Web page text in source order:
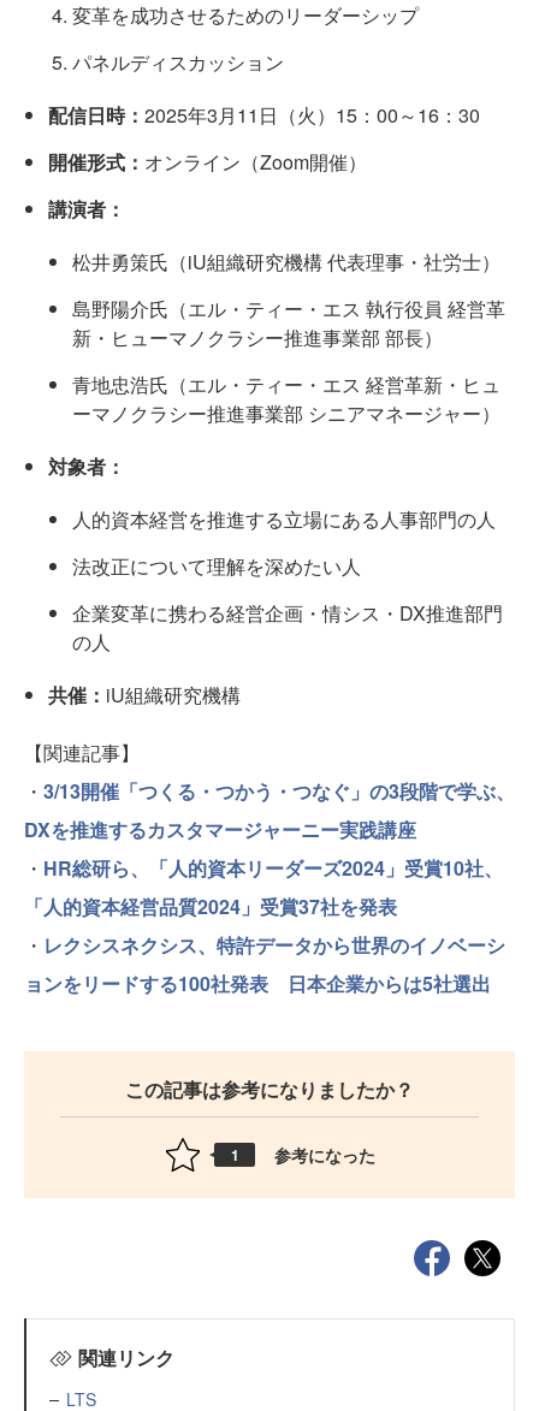
変革を成功させるためのリーダーシップ
パネルディスカッション
配信日時： 2025年3月11日（火）15：00～16：30
開催形式： オンライン（Zoom開催）
講演者：
松井勇策氏（iU組織研究機構 代表理事・社労士）
島野陽介氏（エル・ティー・エス 執行役員 経営革
新・ヒューマノクラシー推進事業部 部長）
青地忠浩氏（エル・ティー・エス 経営革新・ヒュ
ーマノクラシー推進事業部 シニアマネージャー）
対象者：
人的資本経営を推進する立場にある人事部門の人
法改正について理解を深めたい人
企業変革に携わる経営企画・情シス・DX推進部門
の人
共催： iU組織研究機構
【関連記事】
・ 3/13開催「つくる・つかう・つなぐ」の3段階で学ぶ、
DXを推進するカスタマージャーニー実践講座
・ HR総研ら、「人的資本リーダーズ2024」受賞10社、
「人的資本経営品質2024」受賞37社を発表
・ レクシスネクシス、特許データから世界のイノベーシ
ョンをリードする100社発表 日本企業からは5社選出
この記事は参考になりましたか？
1 参考になった
関連リンク
LTS